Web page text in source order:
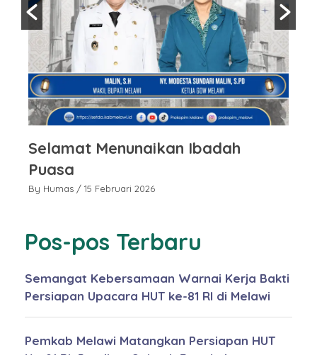
Selamat Menunaikan Ibadah
Puasa
By Humas / 15 Februari 2026
Pos-pos Terbaru
Semangat Kebersamaan Warnai Kerja Bakti
Persiapan Upacara HUT ke-81 RI di Melawi
Pemkab Melawi Matangkan Persiapan HUT